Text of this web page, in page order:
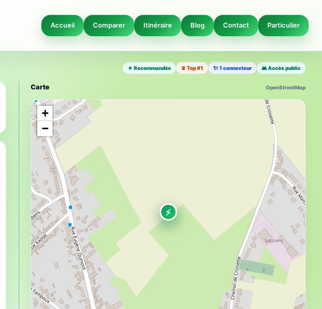
Accueil Comparer Itinéraire Blog Contact Particulier
★ Recommandée ♛ Top #1 🔌 1 connecteur 👥 Accès public
Carte OpenStreetMap
⚡
+
−